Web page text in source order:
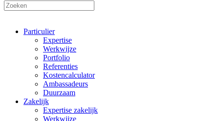
Particulier
Expertise
Werkwijze
Portfolio
Referenties
Kostencalculator
Ambassadeurs
Duurzaam
Zakelijk
Expertise zakelijk
Werkwijze